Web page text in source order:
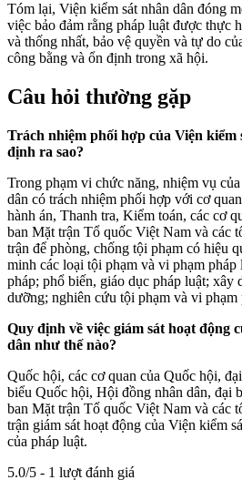
Tóm lại, Viện kiểm sát nhân dân đóng
việc bảo đảm rằng pháp luật được thực
và thống nhất, bảo vệ quyền và tự do
công bằng và ổn định trong xã hội.
Câu hỏi thường gặp
Trách nhiệm phối hợp của Viện kiểm
định ra sao?
Trong phạm vi chức năng, nhiệm vụ
dân có trách nhiệm phối hợp với cơ
hành án, Thanh tra, Kiểm toán, các cơ
ban Mặt trận Tổ quốc Việt Nam và các
trận để phòng, chống tội phạm có hiệu
minh các loại tội phạm và vi phạm
pháp; phổ biến, giáo dục pháp luật; xây
dưỡng; nghiên cứu tội phạm và vi phạm
Quy định về việc giám sát hoạt động
dân như thế nào?
Quốc hội, các cơ quan của Quốc hội,
biểu Quốc hội, Hội đồng nhân dân, đại
ban Mặt trận Tổ quốc Việt Nam và các
trận giám sát hoạt động của Viện kiểm
của pháp luật.
5.0/5 - 1 lượt đánh giá